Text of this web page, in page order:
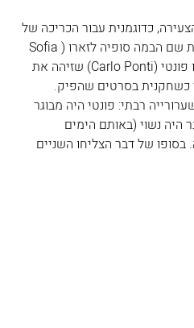
כדוגמנית עבור הכריכה של
רומני-משרתות, שהצטלמה תחת שם הבמה סופיה לזארו (Sofia
Lazzaro). היה זה המפיק קרלו פונטי (Carlo Ponti) שזיהה את
כשחקנית בסרטים שהפיק.
רבתי: פונטי היה מבוגר
היה נשוי (באותם הימים
בסופו של דבר הצליחו השניים